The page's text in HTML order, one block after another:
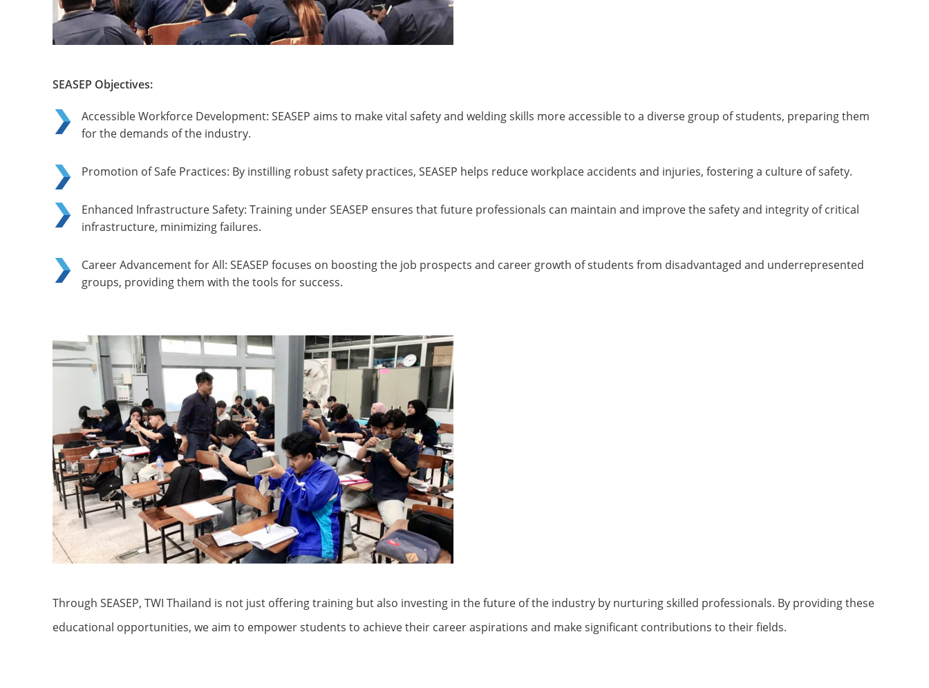
SEASEP Objectives:
Accessible Workforce Development: SEASEP aims to make vital safety and welding skills more accessible to a diverse group of students, preparing them
for the demands of the industry.
Promotion of Safe Practices: By instilling robust safety practices, SEASEP helps reduce workplace accidents and injuries, fostering a culture of safety.
Enhanced Infrastructure Safety: Training under SEASEP ensures that future professionals can maintain and improve the safety and integrity of critical
infrastructure, minimizing failures.
Career Advancement for All: SEASEP focuses on boosting the job prospects and career growth of students from disadvantaged and underrepresented
groups, providing them with the tools for success.
Through SEASEP, TWI Thailand is not just offering training but also investing in the future of the industry by nurturing skilled professionals. By providing these
educational opportunities, we aim to empower students to achieve their career aspirations and make significant contributions to their fields.